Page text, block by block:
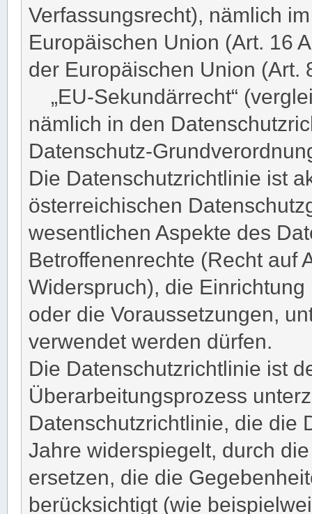
Verfassungsrecht), nämlich
Europäischen Union (Art. 16
der Europäischen Union (Art.
„EU-Sekundärrecht“
nämlich in den
Datenschutz-
Die Datenschutzrichtlinie ist
österreichischen
wesentlichen Aspekte des
Betroffenenrechte (Recht auf
Widerspruch), die
oder die Voraussetzungen,
verwendet werden dürfen.
Die Datenschutzrichtlinie ist
Überarbeitungsprozess
Datenschutzrichtlinie, die die
Jahre widerspiegelt, durch
ersetzen, die die
berücksichtigt (wie